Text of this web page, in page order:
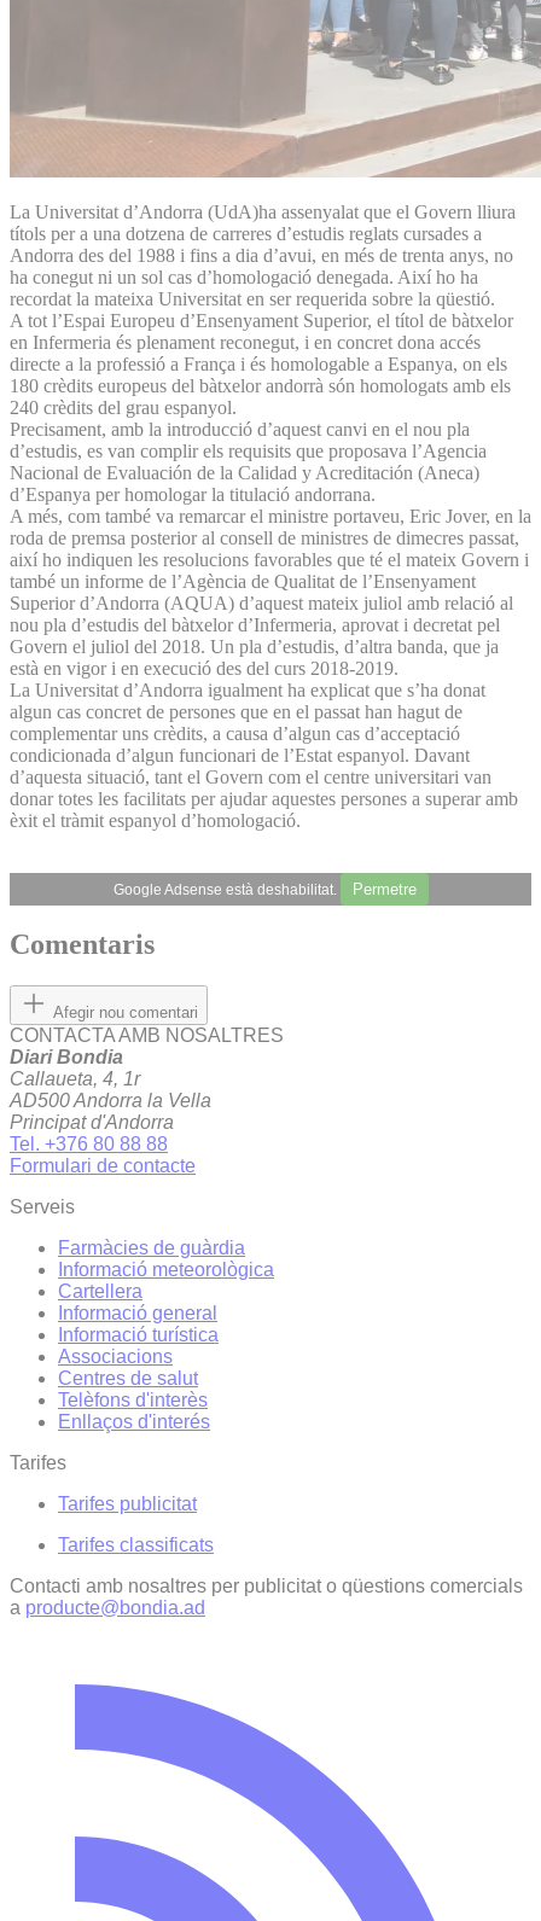
La Universitat d’Andorra (UdA)ha assenyalat que el Govern lliura
títols per a una dotzena de carreres d’estudis reglats cursades a
Andorra des del 1988 i fins a dia d’avui, en més de trenta anys, no
ha conegut ni un sol cas d’homologació denegada. Així ho ha
recordat la mateixa Universitat en ser requerida sobre la qüestió.
A tot l’Espai Europeu d’Ensenyament Superior, el títol de bàtxelor
en Infermeria és plenament reconegut, i en concret dona accés
directe a la professió a França i és homologable a Espanya, on els
180 crèdits europeus del bàtxelor andorrà són homologats amb els
240 crèdits del grau espanyol.
Precisament, amb la introducció d’aquest canvi en el nou pla
d’estudis, es van complir els requisits que proposava l’Agencia
Nacional de Evaluación de la Calidad y Acreditación (Aneca)
d’Espanya per homologar la titulació andorrana.
A més, com també va remarcar el ministre portaveu, Eric Jover, en la
roda de premsa posterior al consell de ministres de dimecres passat,
així ho indiquen les resolucions favorables que té el mateix Govern i
també un informe de l’Agència de Qualitat de l’Ensenyament
Superior d’Andorra (AQUA) d’aquest mateix juliol amb relació al
nou pla d’estudis del bàtxelor d’Infermeria, aprovat i decretat pel
Govern el juliol del 2018. Un pla d’estudis, d’altra banda, que ja
està en vigor i en execució des del curs 2018-2019.
La Universitat d’Andorra igualment ha explicat que s’ha donat
algun cas concret de persones que en el passat han hagut de
complementar uns crèdits, a causa d’algun cas d’acceptació
condicionada d’algun funcionari de l’Estat espanyol. Davant
d’aquesta situació, tant el Govern com el centre universitari van
donar totes les facilitats per ajudar aquestes persones a superar amb
èxit el tràmit espanyol d’homologació.
Google Adsense està deshabilitat. Permetre
Comentaris
Afegir nou comentari
CONTACTA AMB NOSALTRES
Diari Bondia
Callaueta, 4, 1r
AD500 Andorra la Vella
Principat d'Andorra
Tel. +376 80 88 88
Formulari de contacte
Serveis
Farmàcies de guàrdia
Informació meteorològica
Cartellera
Informació general
Informació turística
Associacions
Centres de salut
Telèfons d'interès
Enllaços d'interés
Tarifes
Tarifes publicitat
Tarifes classificats
Contacti amb nosaltres per publicitat o qüestions comercials
a producte@bondia.ad